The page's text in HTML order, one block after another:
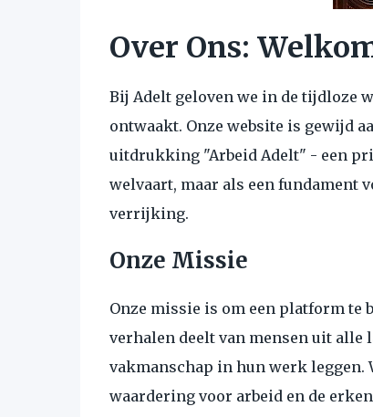
Over Ons:
Bij Adelt geloven we in de tijdloze
ontwaakt. Onze website is gewijd
uitdrukking "Arbeid Adelt" - een
welvaart, maar als een fundament
verrijking.
Onze Missie
Onze missie is om een platform te
verhalen deelt van mensen uit alle
vakmanschap in hun werk leggen.
waardering voor arbeid en de